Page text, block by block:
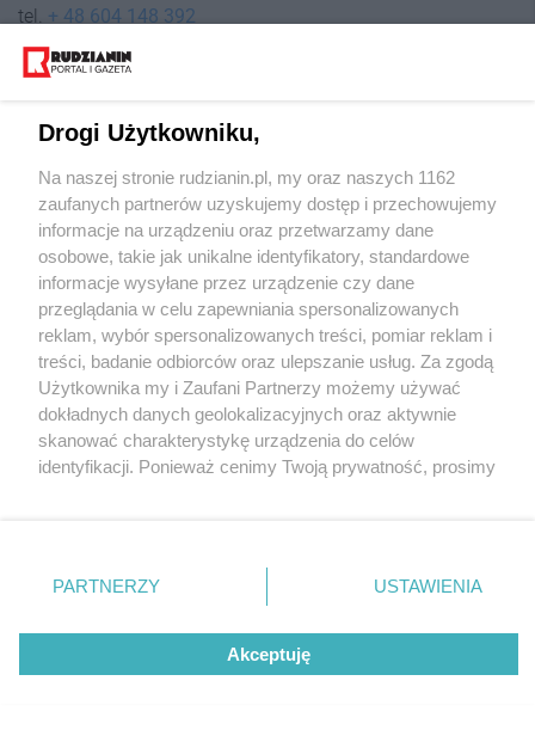
tel. + 48 604 148 392
e-mail:zem-pustkowo@wp.pl
WWW|FACEBOOK
Galeria
Kierunek? Bałtyk!
Mieszkańcy Śląska i Zagłębia, którzy dopiero planują swój
wakacyjny urlop w rodzinnym gronie, z pewnością powinni
znajdzie coś dla siebie, a co ważniejsze zazna błogiego
odpoczynku i to w towarzystwie najbliższych im osób!
Drogi Użytkowniku,
Na naszej stronie rudzianin.pl, my oraz naszych 1162
zaufanych partnerów uzyskujemy dostęp i przechowujemy
informacje na urządzeniu oraz przetwarzamy dane
osobowe, takie jak unikalne identyfikatory, standardowe
informacje wysyłane przez urządzenie czy dane
przeglądania w celu zapewniania spersonalizowanych
reklam, wybór spersonalizowanych treści, pomiar reklam i
treści, badanie odbiorców oraz ulepszanie usług. Za zgodą
Użytkownika my i Zaufani Partnerzy możemy używać
dokładnych danych geolokalizacyjnych oraz aktywnie
skanować charakterystykę urządzenia do celów
identyfikacji. Ponieważ cenimy Twoją prywatność, prosimy
prywatności znajdujący się w lewym dolnym rogu strony
. Niektóre rodzaje przetwarzania danych nie wymagają
zgody użytkownika, ale masz prawo sprzeciwić się
takiemu przetwarzaniu. Preferencje będą miały
zastosowania tylko na tej witrynie.
PARTNERZY USTAWIENIA
Akceptuję